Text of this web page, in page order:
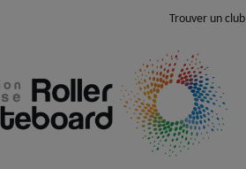
Trouver un club